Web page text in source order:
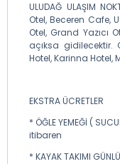
ULUDAĞ ULAŞIM
Otel, Beceren Cafe,
Otel, Grand Yazıcı
açıksa gidilecektir.
Hotel, Karinna Hotel,
EKSTRA ÜCRETLER
* ÖĞLE YEMEĞİ (
itibaren
* KAYAK TAKIMI